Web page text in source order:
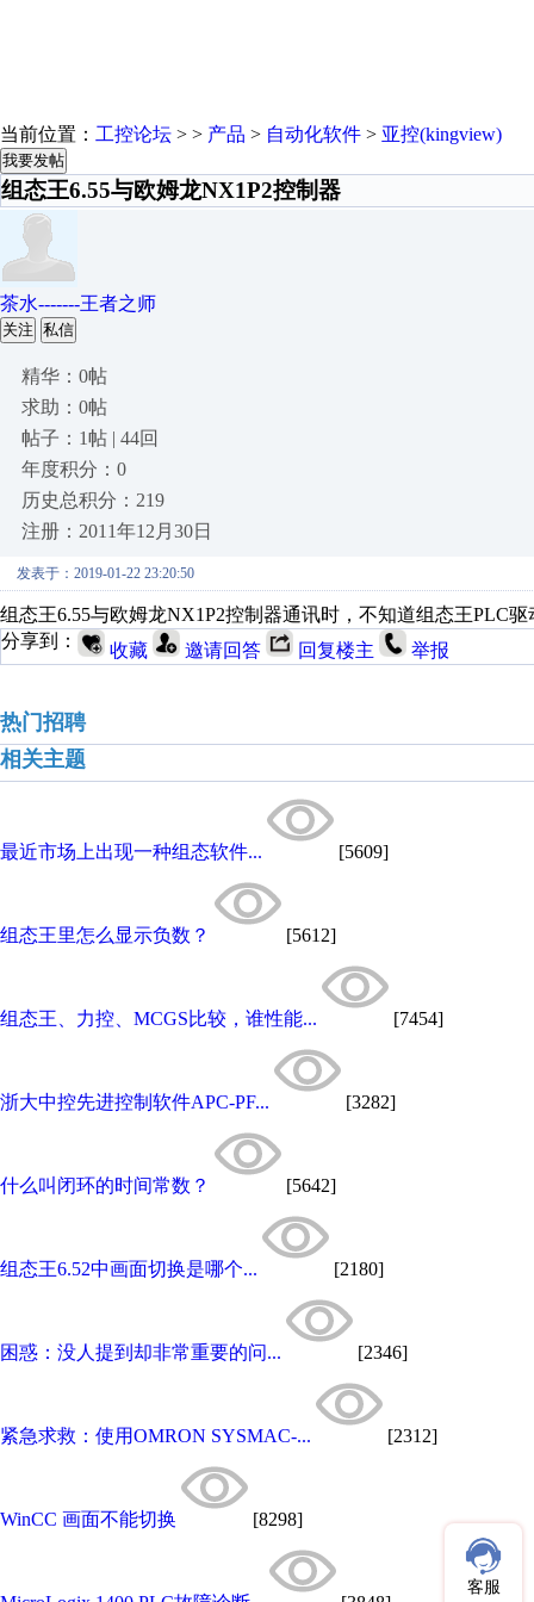
当前位置： 工控论坛 > > 产品 > 自动化软件 > 亚控(kingview)
我要发帖
组态王6.55与欧姆龙NX1P2控制器
茶水-------王者之师
关注 私信
精华：0帖
求助：0帖
帖子：1帖 | 44回
年度积分：0
历史总积分：219
注册：2011年12月30日
发表于：2019-01-22 23:20:50
组态王6.55与欧姆龙NX1P2控制器通讯时，不知道组态王PLC
分享到：
收藏 邀请回答 回复楼主 举报
热门招聘
相关主题
最近市场上出现一种组态软件... [5609]
组态王里怎么显示负数？ [5612]
组态王、力控、MCGS比较，谁性能... [7454]
浙大中控先进控制软件APC-PF... [3282]
什么叫闭环的时间常数？ [5642]
组态王6.52中画面切换是哪个... [2180]
困惑：没人提到却非常重要的问... [2346]
紧急求救：使用OMRON SYSMAC-... [2312]
WinCC 画面不能切换 [8298]
客服